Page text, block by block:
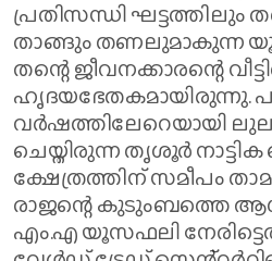
പ്രതിസന്ധി ഘട്ടത്തിലും
താങ്ങും തണലുമാകുന്ന
തന്റെ ജീവനക്കാരന്റെ
ഹൃദയഭേതകമായിരുന്നു.
വർഷത്തിലേറെയായി
ചെയ്തിരുന്ന തൃശൂർ
ക്ഷേത്രത്തിന് സമീപം
രാജന്റെ കുടുംബത്തെ
എം.എ യൂസഫലി